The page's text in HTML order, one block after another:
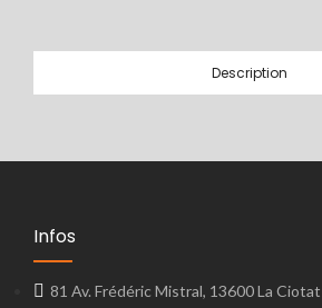
Description
Infos
81 Av. Frédéric Mistral, 13600 La Ciotat